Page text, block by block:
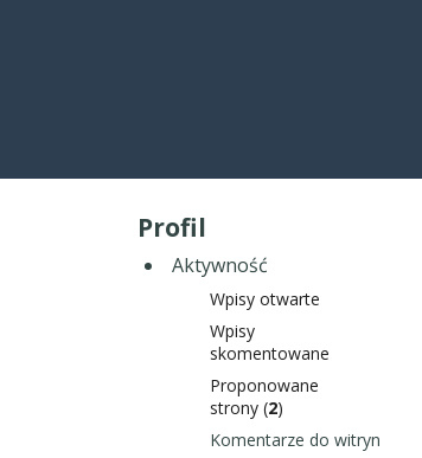
Profil
Aktywność
Wpisy otwarte
Wpisy
skomentowane
Proponowane
strony (2)
Komentarze do witryn